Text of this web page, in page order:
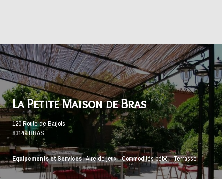
La Petite Maison de Bras
120 Route de Barjols
83149 BRAS
Equipements et Services:Aire de jeux-Commodités bébé-Terrasse